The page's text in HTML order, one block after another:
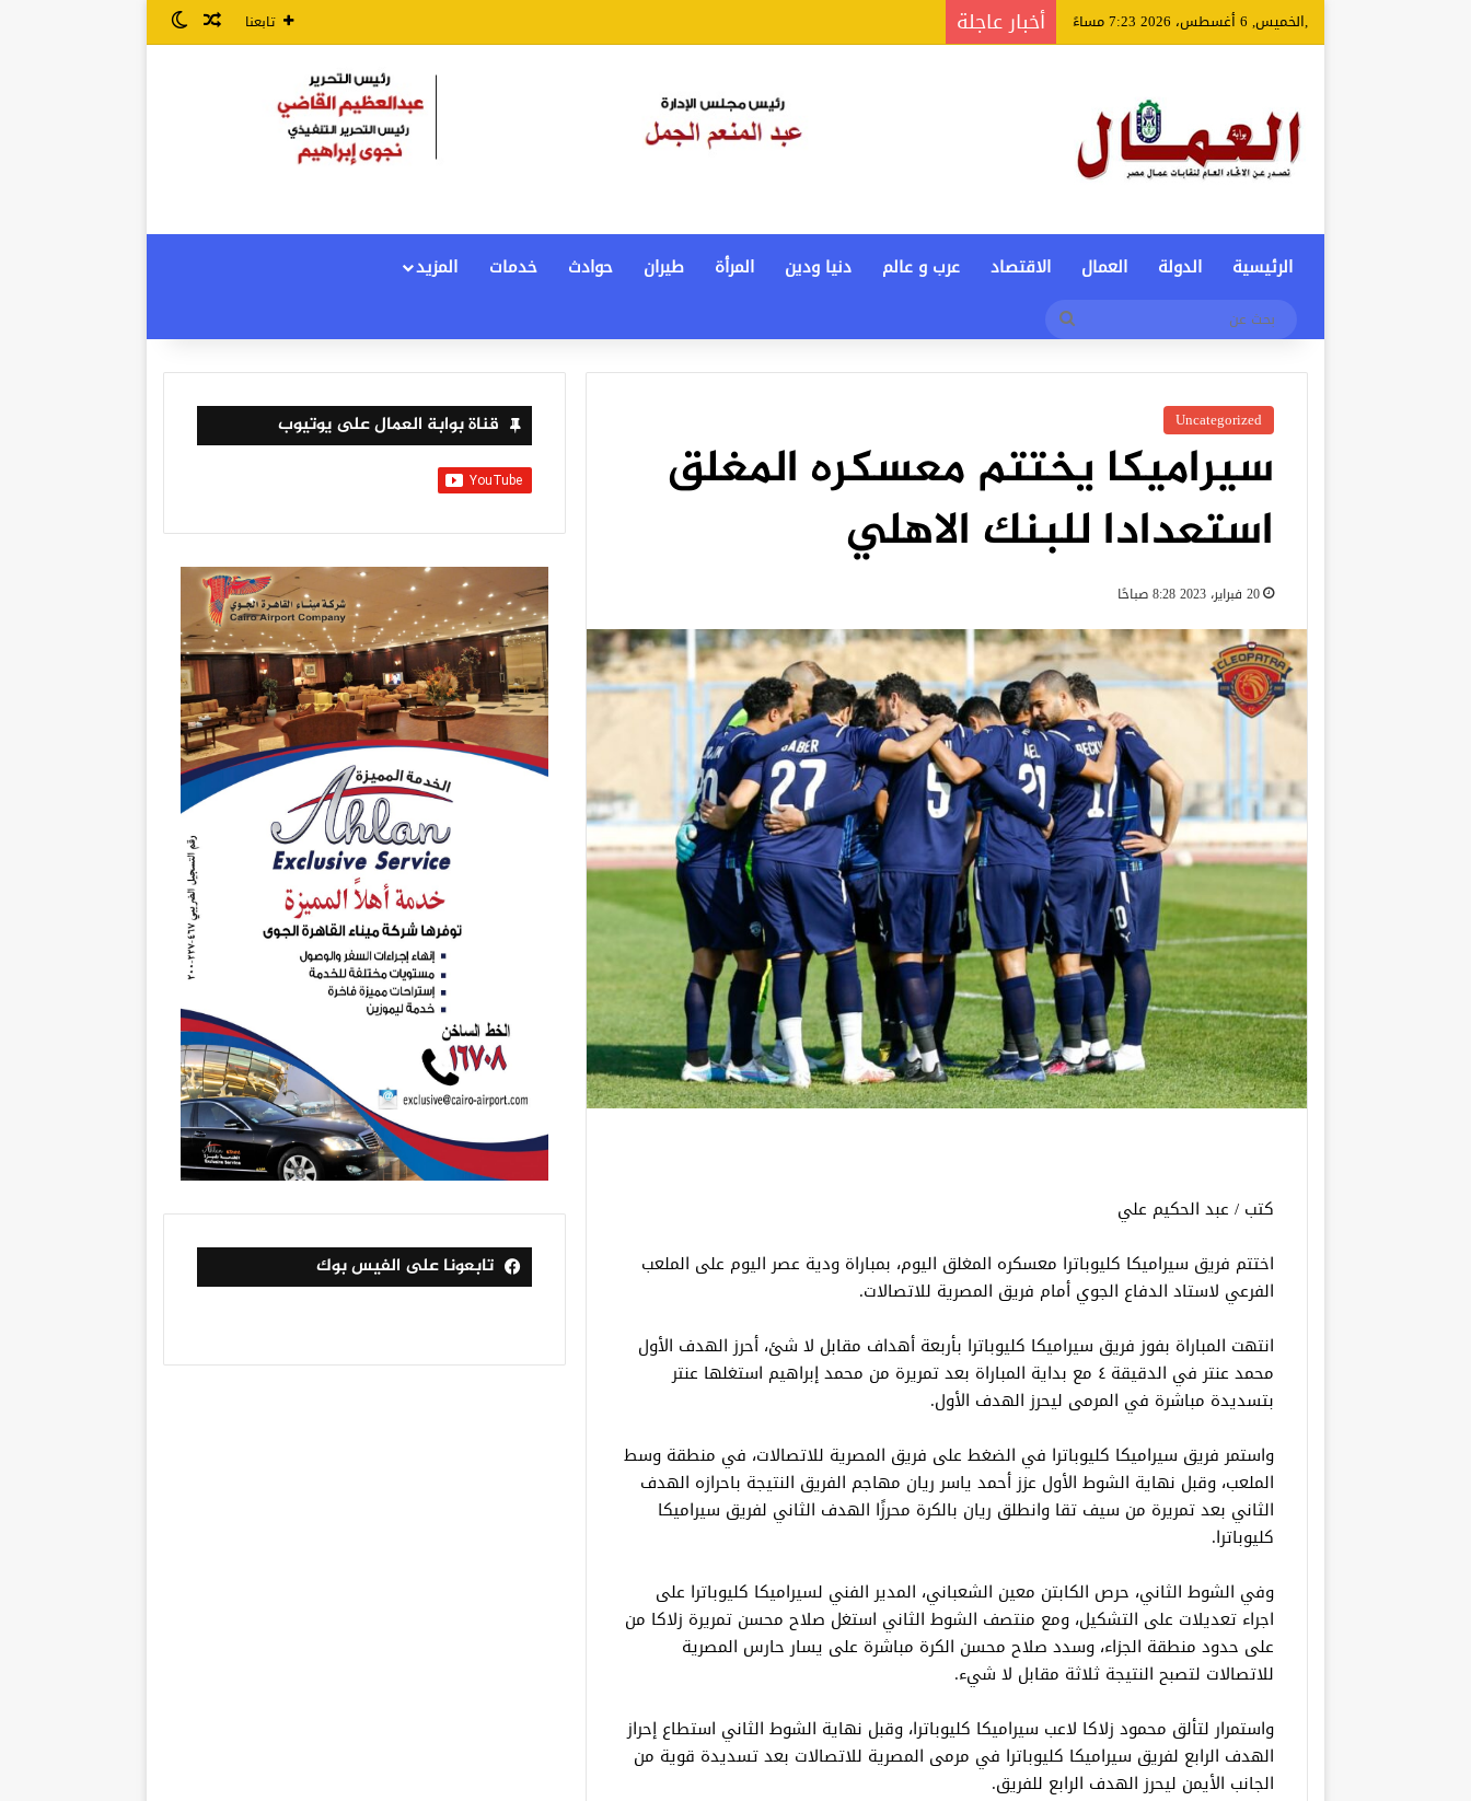
,الخميس, 6 أغسطس، 2026 7:23 مساءً أخبار عاجلة تابعنا مقال عشوائي
الوضع المظلم
الرئيسية الدولة العمال الاقتصاد عرب و عالم دنيا ودين المرأة طيران حوادث خدمات
المزيد
Uncategorized
سيراميكا يختتم معسكره المغلق
استعدادا للبنك الاهلي
20 فبراير، 2023 8:28 صباحًا
كتب / عبد الحكيم علي
اختتم فريق سيراميكا كليوباترا معسكره المغلق اليوم، بمباراة ودية عصر اليوم على الملعب
الفرعي لاستاد الدفاع الجوي أمام فريق المصرية للاتصالات.
انتهت المباراة بفوز فريق سيراميكا كليوباترا بأربعة أهداف مقابل لا شئ، أحرز الهدف الأول
محمد عنتر في الدقيقة ٤ مع بداية المباراة بعد تمريرة من محمد إبراهيم استغلها عنتر
بتسديدة مباشرة في المرمى ليحرز الهدف الأول.
واستمر فريق سيراميكا كليوباترا في الضغط على فريق المصرية للاتصالات، في منطقة وسط
الملعب، وقبل نهاية الشوط الأول عزز أحمد ياسر ريان مهاجم الفريق النتيجة باحرازه الهدف
الثاني بعد تمريرة من سيف تقا وانطلق ريان بالكرة محرزًا الهدف الثاني لفريق سيراميكا
كليوباترا.
وفي الشوط الثاني، حرص الكابتن معين الشعباني، المدير الفني لسيراميكا كليوباترا على
اجراء تعديلات على التشكيل، ومع منتصف الشوط الثاني استغل صلاح محسن تمريرة زلاكا من
على حدود منطقة الجزاء، وسدد صلاح محسن الكرة مباشرة على يسار حارس المصرية
للاتصالات لتصبح النتيجة ثلاثة مقابل لا شيء.
واستمرار لتألق محمود زلاكا لاعب سيراميكا كليوباترا، وقبل نهاية الشوط الثاني استطاع إحراز
الهدف الرابع لفريق سيراميكا كليوباترا في مرمى المصرية للاتصالات بعد تسديدة قوية من
الجانب الأيمن ليحرز الهدف الرابع للفريق.
قناة بوابة العمال على يوتيوب
تابعونا على الفيس بوك